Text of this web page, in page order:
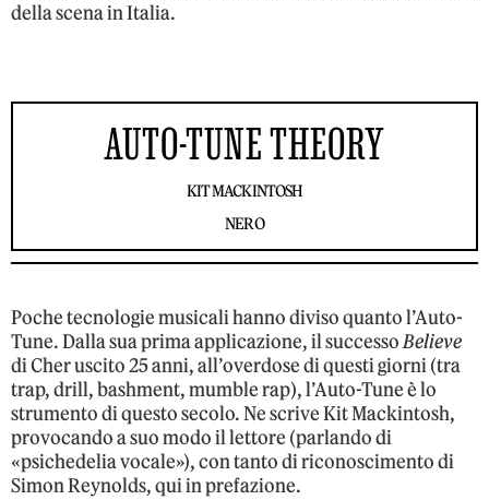
della scena in Italia.
AUTO-TUNE THEORY
KIT MACKINTOSH
NERO
Poche tecnologie musicali hanno diviso quanto l’Auto-
Tune. Dalla sua prima applicazione, il successoBelieve
di Cher uscito 25 anni, all’overdose di questi giorni (tra
trap, drill, bashment, mumble rap), l’Auto-Tune è lo
strumento di questo secolo. Ne scrive Kit Mackintosh,
provocando a suo modo il lettore (parlando di
«psichedelia vocale»), con tanto di riconoscimento di
Simon Reynolds, qui in prefazione.